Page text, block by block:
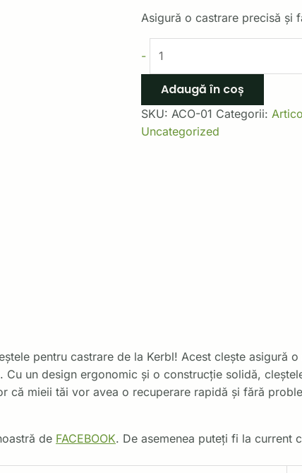
Asigură o castrare precisă și
-
Adaugă în coș
SKU: ACO-01 Categorii:
Uncategorized
pentru castrare de la Kerbl! Acest clește asigură
un design ergonomic și o construcție solidă,
că mieii tăi vor avea o recuperare rapidă și fără
de FACEBOOK. De asemenea puteți fi la current